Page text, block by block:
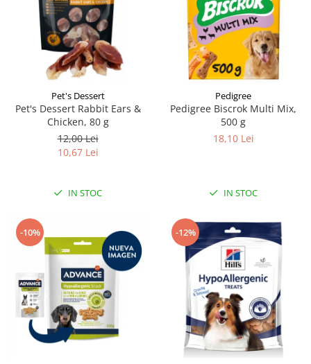
Pet's Dessert
Pet's Dessert Rabbit Ears &
Chicken, 80 g
12,00 Lei
10,67 Lei
IN STOC
Pedigree
Pedigree Biscrok Multi Mix,
500 g
18,10 Lei
IN STOC
-10% -12%